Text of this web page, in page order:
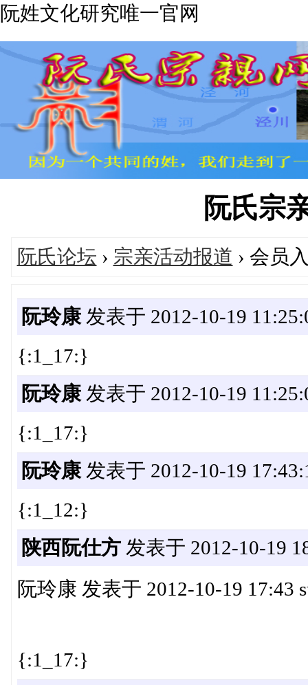
阮姓文化研究唯一官网
阮氏宗
阮氏论坛 › 宗亲活动报道 › 会员
阮玲康发表于 2012-10-19
{:1_17:}
阮玲康发表于 2012-10-19
{:1_17:}
阮玲康发表于 2012-10-19
{:1_12:}
陕西阮仕方发表于 2012-10-19
阮玲康 发表于 2012-10-19 17:43
{:1_17:}